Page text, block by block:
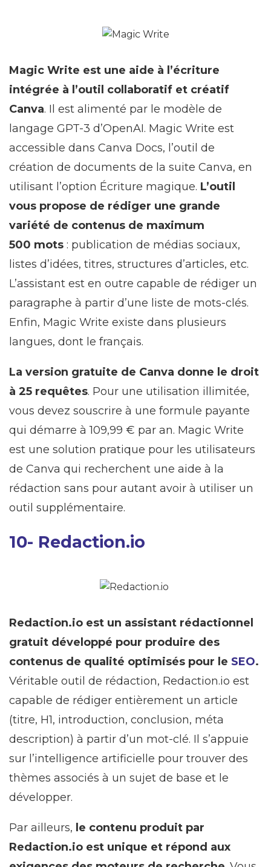
Magic Write est une aide à l’écriture
intégrée à l’outil collaboratif et créatif
Canva. Il est alimenté par le modèle de
langage GPT-3 d’OpenAI. Magic Write est
accessible dans Canva Docs, l’outil de
création de documents de la suite Canva, en
utilisant l’option Écriture magique. L’outil
vous propose de rédiger une grande
variété de contenus de maximum
500 mots : publication de médias sociaux,
listes d’idées, titres, structures d’articles, etc.
L’assistant est en outre capable de rédiger un
paragraphe à partir d’une liste de mots-clés.
Enfin, Magic Write existe dans plusieurs
langues, dont le français.
La version gratuite de Canva donne le droit
à 25 requêtes. Pour une utilisation illimitée,
vous devez souscrire à une formule payante
qui démarre à 109,99 € par an. Magic Write
est une solution pratique pour les utilisateurs
de Canva qui recherchent une aide à la
rédaction sans pour autant avoir à utiliser un
outil supplémentaire.
10- Redaction.io
Redaction.io est un assistant rédactionnel
gratuit développé pour produire des
contenus de qualité optimisés pour le SEO.
Véritable outil de rédaction, Redaction.io est
capable de rédiger entièrement un article
(titre, H1, introduction, conclusion, méta
description) à partir d’un mot-clé. Il s’appuie
sur l’intelligence artificielle pour trouver des
thèmes associés à un sujet de base et le
développer.
Par ailleurs, le contenu produit par
Redaction.io est unique et répond aux